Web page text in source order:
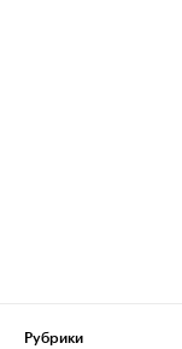
Рубрики